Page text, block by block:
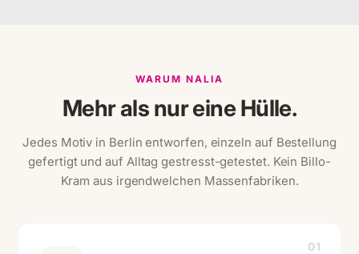
WARUM NALIA
Mehr als nur eine Hülle.
Jedes Motiv in Berlin entworfen, einzeln auf Bestellung
gefertigt und auf Alltag gestresst-getestet. Kein Billo-
Kram aus irgendwelchen Massenfabriken.
01